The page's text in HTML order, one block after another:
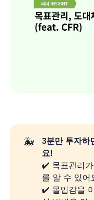
🐳
3분만 투자하
요!
✔️ 목표관리
를 알 수 있어
✔️ 몰입감을